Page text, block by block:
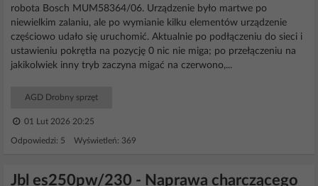
robota Bosch MUM58364/06. Urządzenie było martwe po
niewielkim zalaniu, ale po wymianie kilku elementów urządzenie
częściowo udało się uruchomić. Aktualnie po podłączeniu do sieci i
ustawieniu pokrętła na pozycję 0 nic nie miga; po przełączeniu na
jakikolwiek inny tryb zaczyna migać na czerwono,...
AGD Drobny sprzęt
01 Lut 2026 20:25
Odpowiedzi: 5 Wyświetleń: 369
Jbl es250pw/230 - Naprawa charczącego